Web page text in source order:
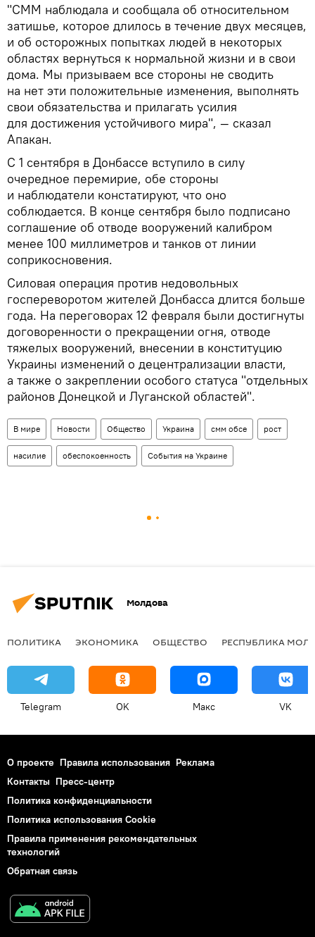
"СММ наблюдала и сообщала об относительном
затишье, которое длилось в течение двух месяцев,
и об осторожных попытках людей в некоторых
областях вернуться к нормальной жизни и в свои
дома. Мы призываем все стороны не сводить
на нет эти положительные изменения, выполнять
свои обязательства и прилагать усилия
для достижения устойчивого мира", — сказал
Апакан.
С 1 сентября в Донбассе вступило в силу
очередное перемирие, обе стороны
и наблюдатели констатируют, что оно
соблюдается. В конце сентября было подписано
соглашение об отводе вооружений калибром
менее 100 миллиметров и танков от линии
соприкосновения.
Силовая операция против недовольных
госпереворотом жителей Донбасса длится больше
года. На переговорах 12 февраля были достигнуты
договоренности о прекращении огня, отводе
тяжелых вооружений, внесении в конституцию
Украины изменений о децентрализации власти,
а также о закреплении особого статуса "отдельных
районов Донецкой и Луганской областей".
В мире Новости Общество Украина смм обсе рост
насилие обеспокоенность События на Украине
Молдова
ПОЛИТИКА ЭКОНОМИКА ОБЩЕСТВО РЕСПУБЛИКА
Telegram OK Макс VK
О проекте Правила использования Реклама
Контакты Пресс-центр
Политика конфиденциальности
Политика использования Cookie
Правила применения рекомендательных
технологий
Обратная связь